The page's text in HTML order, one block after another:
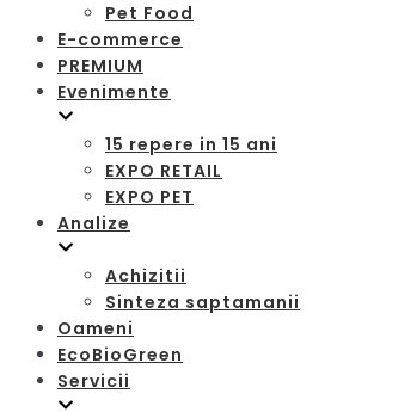
Pet Food
E-commerce
PREMIUM
Evenimente
15 repere in 15 ani
EXPO RETAIL
EXPO PET
Analize
Achizitii
Sinteza saptamanii
Oameni
EcoBioGreen
Servicii